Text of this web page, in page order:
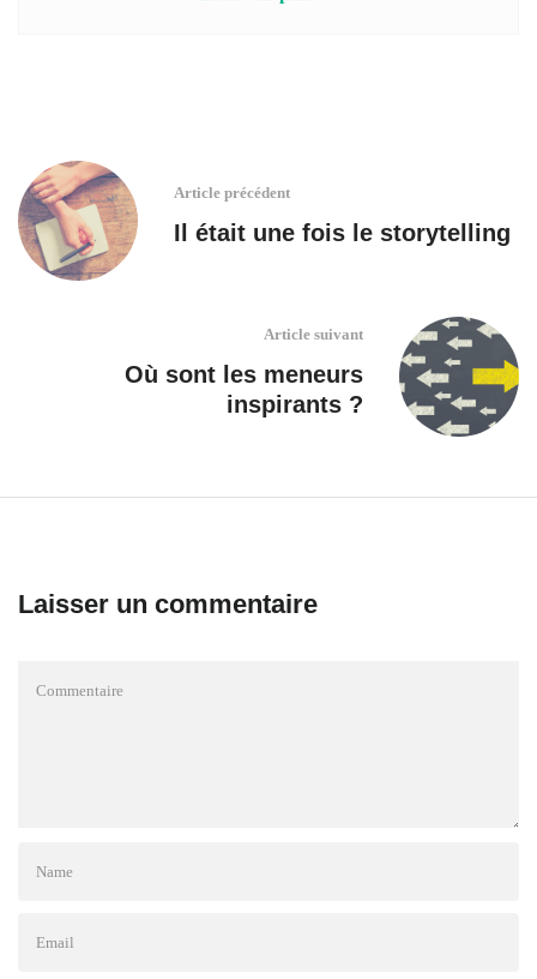
Article précédent
Il était une fois le storytelling
Article suivant
Où sont les meneurs
inspirants ?
Laisser un commentaire